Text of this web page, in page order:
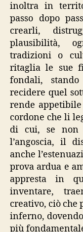
inoltra in
passo dopo
crearli,
plausibilità,
tradizioni o
ritaglia le sue
fondali,
recidere quel
rende
cordone che li
di cui, se non
l’angoscia, il
anche
prova ardua e
appresta in
inventare,
creativo, ciò che
inferno,
più